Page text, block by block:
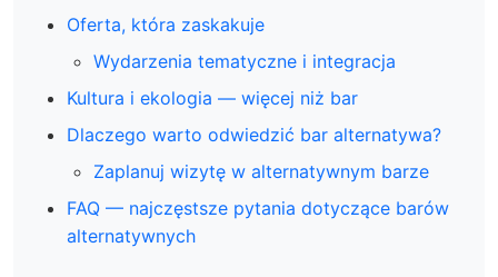
Oferta, która zaskakuje
Wydarzenia tematyczne i integracja
Kultura i ekologia — więcej niż bar
Dlaczego warto odwiedzić bar alternatywa?
Zaplanuj wizytę w alternatywnym barze
FAQ — najczęstsze pytania dotyczące barów
alternatywnych